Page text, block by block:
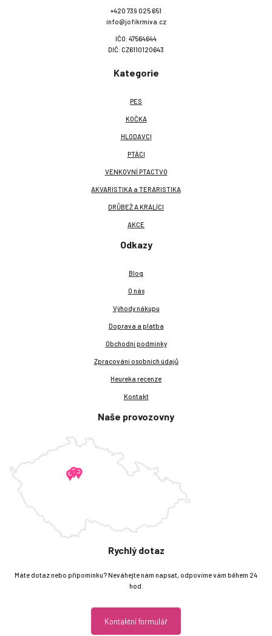
+420 739 025 651
info@jofikrmiva.cz
IČO: 47564644
DIČ: CZ6110120643
Kategorie
PES
KOČKA
HLODAVCI
PTÁCI
VENKOVNÍ PTACTVO
AKVARISTIKA a TERARISTIKA
DRŮBEŽ A KRÁLÍCI
AKCE
Odkazy
Blog
O nás
Výhody nákupu
Doprava a platba
Obchodní podmínky
Zpracování osobních údajů
Heureka recenze
Kontakt
Naše provozovny
Rychlý dotaz
Máte dotaz nebo připomínku? Neváhejte nám napsat, odpovíme vám během 24
hod.
Kontaktní formulář